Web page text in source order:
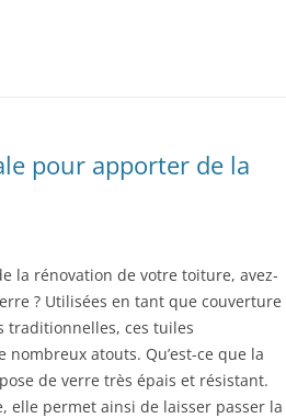
pour apporter de la
la rénovation de votre toiture, avez-
? Utilisées en tant que couverture
traditionnelles, ces tuiles
atouts. Qu’est-ce que la
de verre très épais et résistant.
elle permet ainsi de laisser passer la